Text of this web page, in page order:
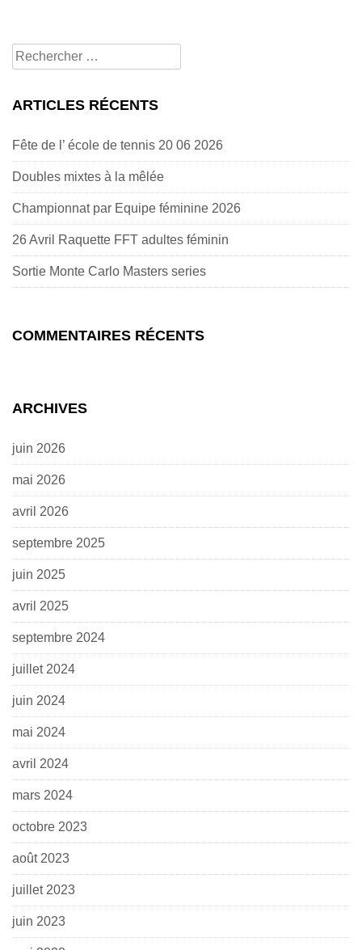
Rechercher
pour:
ARTICLES RÉCENTS
Fête de l’ école de tennis 20 06 2026
Doubles mixtes à la mêlée
Championnat par Equipe féminine 2026
26 Avril Raquette FFT adultes féminin
Sortie Monte Carlo Masters series
COMMENTAIRES RÉCENTS
ARCHIVES
juin 2026
mai 2026
avril 2026
septembre 2025
juin 2025
avril 2025
septembre 2024
juillet 2024
juin 2024
mai 2024
avril 2024
mars 2024
octobre 2023
août 2023
juillet 2023
juin 2023